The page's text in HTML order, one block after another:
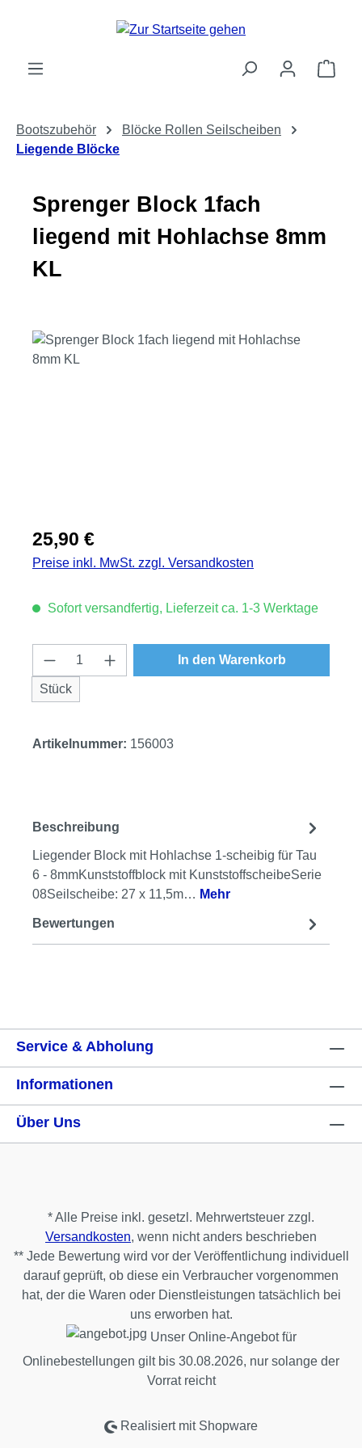
Zum Hauptinhalt springen
Bootszubehör
Blöcke Rollen Seilscheiben
Liegende Blöcke
Sprenger Block 1fach
liegend mit Hohlachse 8mm
KL
Bildergalerie überspringen
Regulärer Preis:
25,90 €
Preise inkl. MwSt. zzgl. Versandkosten
Sofort versandfertig, Lieferzeit ca. 1-3 Werktage
Produkt Anzahl: Gib den gewünschten
Stück
In den Warenkorb
Artikelnummer: 156003
Beschreibung
Liegender Block mit Hohlachse 1-scheibig für Tau
6 - 8mmKunststoffblock mit KunststoffscheibeSerie
08Seilscheibe: 27 x 11,5m… Mehr
Bewertungen
Service & Abholung
Informationen
Über Uns
* Alle Preise inkl. gesetzl. Mehrwertsteuer zzgl.
Versandkosten, wenn nicht anders beschrieben
** Jede Bewertung wird vor der Veröffentlichung individuell
darauf geprüft, ob diese ein Verbraucher vorgenommen
hat, der die Waren oder Dienstleistungen tatsächlich bei
uns erworben hat.
Unser Online-Angebot für
Onlinebestellungen gilt bis 30.08.2026, nur solange der
Vorrat reicht
Realisiert mit Shopware